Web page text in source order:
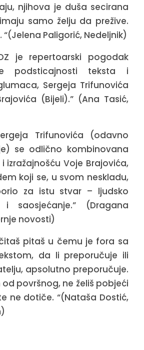
njihova je duša secirana
samo želju da prežive.
“(Jelena Paligorić, Nedeljnik)
je repertoarski pogodak
podsticajnosti teksta i
Sergeja Trifunovića
(Bijeli).” (Ana Tasić,
Trifunovića (odavno
se odlično kombinovana
izražajnošću Voje Brajovića,
koji se, u svom neskladu,
za istu stvar – ljudsko
i saosjećanje.” (Dragana
novosti)
pitaš u čemu je fora sa
da li preporučuje ili
apsolutno preporučuje.
površnog, ne želiš pobjeći
ne dotiče. “(Nataša Dostić,